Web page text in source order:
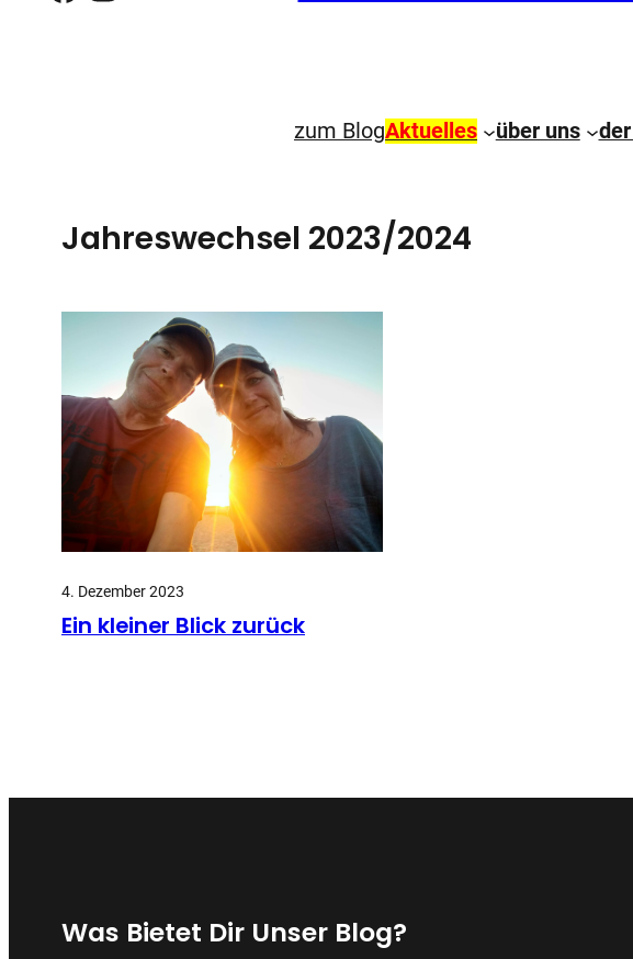
zum BlogAktuelles über uns
Jahreswechsel 2023/2024
4. Dezember 2023
Ein kleiner Blick zurück
Was Bietet Dir Unser Blog?